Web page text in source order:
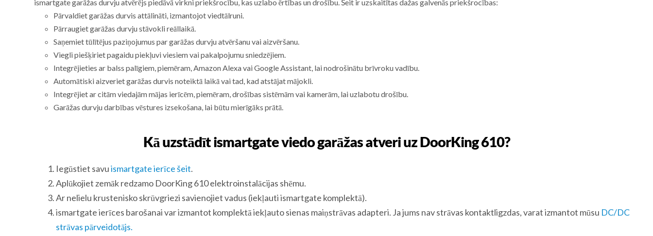
ismartgate garāžas durvju atvērējs piedāvā virkni priekšrocību, kas uzlabo ērtības un drošību. Šeit ir uzskaitītas dažas galvenās priekšrocības:
Pārvaldiet garāžas durvis attālināti, izmantojot viedtālruni.
Pārraugiet garāžas durvju stāvokli reāllaikā.
Saņemiet tūlītējus paziņojumus par garāžas durvju atvēršanu vai aizvēršanu.
Viegli piešķiriet pagaidu piekļuvi viesiem vai pakalpojumu sniedzējiem.
Integrējieties ar balss palīgiem, piemēram, Amazon Alexa vai Google Assistant, lai nodrošinātu brīvroku vadību.
Automātiski aizveriet garāžas durvis noteiktā laikā vai tad, kad atstājat mājokli.
Integrējiet ar citām viedajām mājas ierīcēm, piemēram, drošības sistēmām vai kamerām, lai uzlabotu drošību.
Garāžas durvju darbības vēstures izsekošana, lai būtu mierīgāks prātā.
Kā uzstādīt ismartgate viedo garāžas atveri uz DoorKing 610?
Iegūstiet savuismartgate ierīce šeit.
Aplūkojiet zemāk redzamo DoorKing 610 elektroinstalācijas shēmu.
Ar nelielu krustenisko skrūvgriezi savienojiet vadus (iekļauti ismartgate komplektā).
ismartgate ierīces barošanai var izmantot komplektā iekļauto sienas maiņstrāvas adapteri. Ja jums nav strāvas kontaktligzdas, varat izmantot mūsu DC/DC
strāvas pārveidotājs.